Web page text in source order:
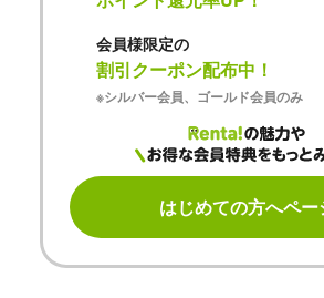
会員様限定の
割引クーポン配布中！
※シルバー会員、ゴールド会員のみ
はじめての方へペー